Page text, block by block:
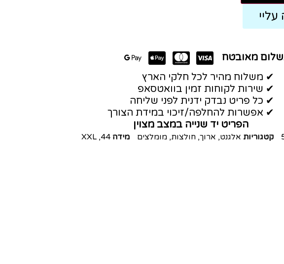
מאובטח
✔ משלוח מהיר לכל חלקי הארץ
✔ שירות לקוחות זמין בוואטסאפ
✔ כל פריט נבדק ידנית לפני שליחה
✔ אפשרות להחלפה/זיכוי במידת הצורך
הפריט יד שנייה במצב מצוין
קטגוריות אלגנט, ארוך, חולצות, מומלצים מידה 44
,
XXL